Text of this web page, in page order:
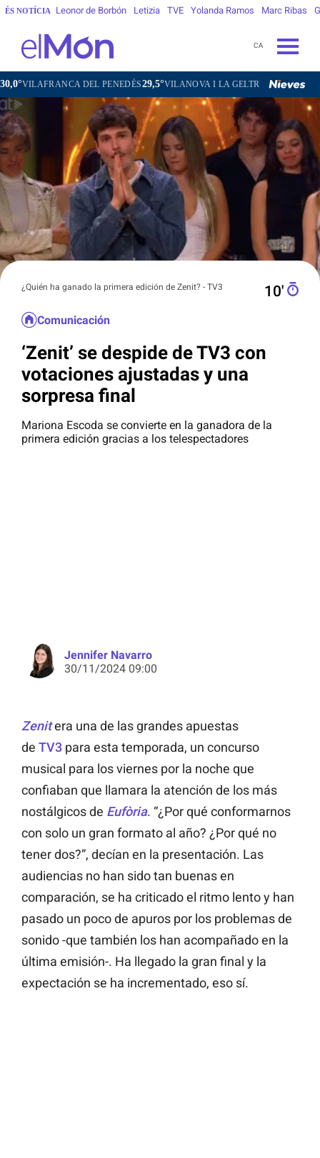
ÉS NOTÍCIA Leonor de Borbón Letizia TVE Yolanda Ramos Marc Ribas
CA
DEL PENEDÈS29,5°VILANOVA I LA GELTRÚ30,1° LA SEU D'URGELL21,9°
¿Quién ha ganado la primera edición de Zenit? - TV3 10′
Comunicación
‘Zenit’ se despide de TV3 con
votaciones ajustadas y una
sorpresa final
Mariona Escoda se convierte en la ganadora de la
primera edición gracias a los telespectadores
Jennifer Navarro
30/11/2024 09:00
Zenitera una de las grandes apuestas
de TV3 para esta temporada, un concurso
musical para los viernes por la noche que
confiaban que llamara la atención de los más
nostálgicos de Eufòria. “¿Por qué conformarnos
con solo un gran formato al año? ¿Por qué no
tener dos?”, decían en la presentación. Las
audiencias no han sido tan buenas en
comparación, se ha criticado el ritmo lento y han
pasado un poco de apuros por los problemas de
sonido -que también los han acompañado en la
última emisión-. Ha llegado la gran final y la
expectación se ha incrementado, eso sí.